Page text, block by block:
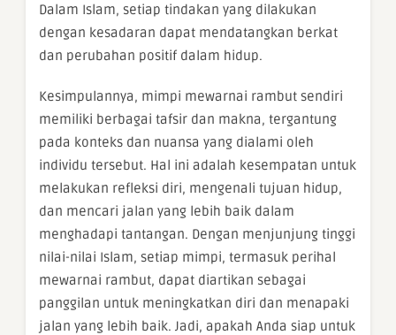
Dalam Islam, setiap tindakan yang dilakukan
dengan kesadaran dapat mendatangkan berkat
dan perubahan positif dalam hidup.
Kesimpulannya, mimpi mewarnai rambut sendiri
memiliki berbagai tafsir dan makna, tergantung
pada konteks dan nuansa yang dialami oleh
individu tersebut. Hal ini adalah kesempatan untuk
melakukan refleksi diri, mengenali tujuan hidup,
dan mencari jalan yang lebih baik dalam
menghadapi tantangan. Dengan menjunjung tinggi
nilai-nilai Islam, setiap mimpi, termasuk perihal
mewarnai rambut, dapat diartikan sebagai
panggilan untuk meningkatkan diri dan menapaki
jalan yang lebih baik. Jadi, apakah Anda siap untuk